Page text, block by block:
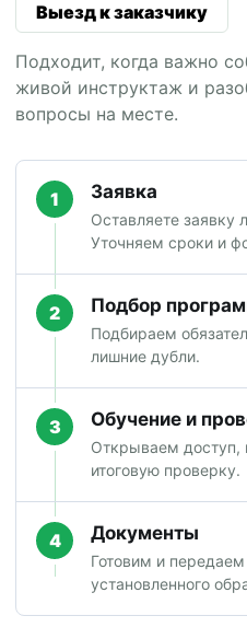
Выезд к заказчику
Подходит, когда важно
живой инструктаж и
вопросы на месте.
1 Заявка
Оставляете
Уточняем сроки и
2 Подбор
Подбираем
лишние дубли.
3 Обучение и
Открываем доступ,
итоговую проверку.
4 Документы
Готовим и
установленного